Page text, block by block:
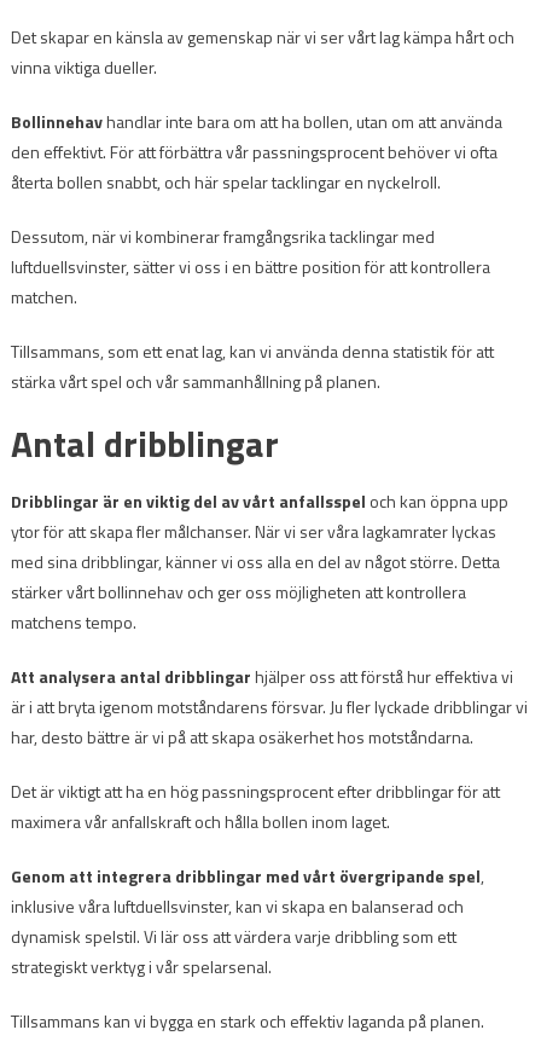
Det skapar en känsla av gemenskap när vi ser vårt lag kämpa hårt och
vinna viktiga dueller.
Bollinnehavhandlar inte bara om att ha bollen, utan om att använda
den effektivt. För att förbättra vår passningsprocent behöver vi ofta
återta bollen snabbt, och här spelar tacklingar en nyckelroll.
Dessutom, när vi kombinerar framgångsrika tacklingar med
luftduellsvinster, sätter vi oss i en bättre position för att kontrollera
matchen.
Tillsammans, som ett enat lag, kan vi använda denna statistik för att
stärka vårt spel och vår sammanhållning på planen.
Antal dribblingar
Dribblingar är en viktig del av vårt anfallsspel och kan öppna upp
ytor för att skapa fler målchanser. När vi ser våra lagkamrater lyckas
med sina dribblingar, känner vi oss alla en del av något större. Detta
stärker vårt bollinnehav och ger oss möjligheten att kontrollera
matchens tempo.
Att analysera antal dribblingarhjälper oss att förstå hur effektiva vi
är i att bryta igenom motståndarens försvar. Ju fler lyckade dribblingar vi
har, desto bättre är vi på att skapa osäkerhet hos motståndarna.
Det är viktigt att ha en hög passningsprocent efter dribblingar för att
maximera vår anfallskraft och hålla bollen inom laget.
Genom att integrera dribblingar med vårt övergripande spel,
inklusive våra luftduellsvinster, kan vi skapa en balanserad och
dynamisk spelstil. Vi lär oss att värdera varje dribbling som ett
strategiskt verktyg i vår spelarsenal.
Tillsammans kan vi bygga en stark och effektiv laganda på planen.